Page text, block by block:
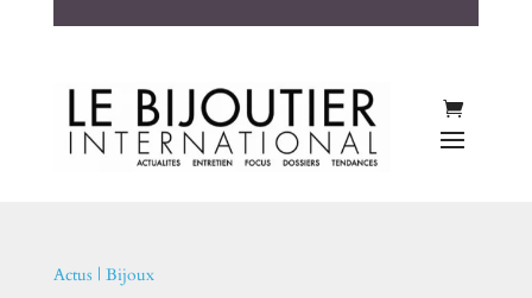
Actus | Bijoux